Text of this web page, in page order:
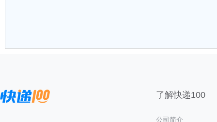
了解快递100
公司简介